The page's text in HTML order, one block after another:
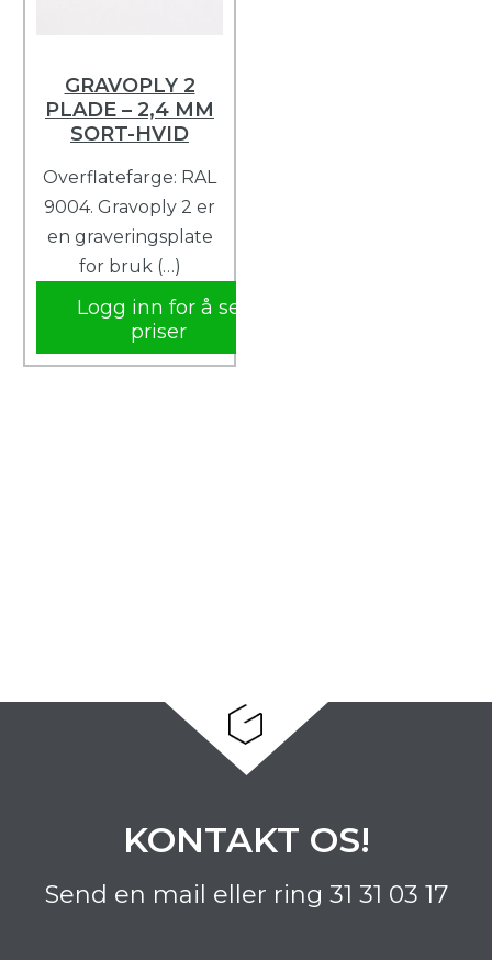
GRAVOPLY 2
PLADE – 2,4 MM
SORT-HVID
Overflatefarge: RAL
9004. Gravoply 2 er
en graveringsplate
for bruk (…)
Logg inn for å se
priser
KONTAKT OS!
Send en mail eller ring 31 31 03 17